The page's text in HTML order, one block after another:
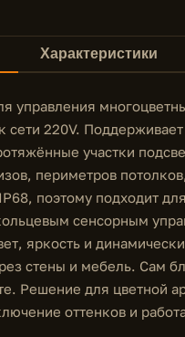
Характеристики
управления
сети 220V.
участки
периметров
поэтому подходит
сенсорным
яркость и
стены и мебель. Сам
Решение для цветной
оттенков и